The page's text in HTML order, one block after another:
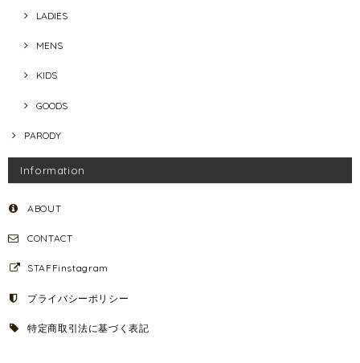
LADIES
MENS
KIDS
GOODS
PARODY
Information
ABOUT
CONTACT
STAFFinstagram
プライバシーポリシー
特定商取引法に基づく表記